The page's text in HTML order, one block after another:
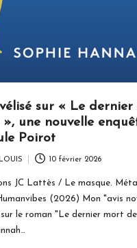
sur « Le
», une nouvelle
Poirot
10 février 2026
JC Lattès / Le masque.
(2026) Mon "avis
le roman "Le dernier mort